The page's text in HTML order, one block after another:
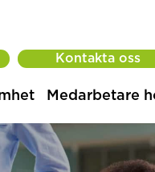
Kontakta oss
Medarbetare